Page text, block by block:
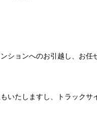
ションへのお引越し、お任
いたしますし、トラックサ